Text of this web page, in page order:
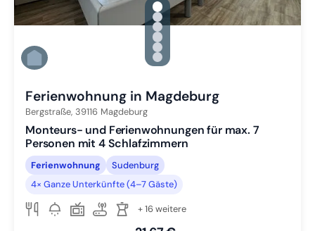
gallery.slide_selector
Zu Slide 1 wechseln
Zu Slide 2 wechseln
Zu Slide 3 wechseln
Zu Slide 4 wechseln
Zu Slide 5 wechseln
Zu Slide 6 wechseln
Ferienwohnung in Magdeburg
Bergstraße, 39116 Magdeburg
Monteurs- und Ferienwohnungen für max. 7
Personen mit 4 Schlafzimmern
Ferienwohnung
Sudenburg
4× Ganze Unterkünfte (4–7 Gäste)
+ 16 weitere